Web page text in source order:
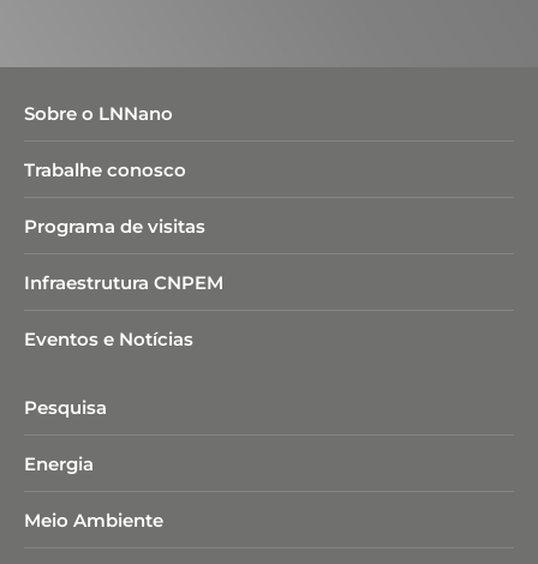
Sobre o LNNano
Trabalhe conosco
Programa de visitas
Infraestrutura CNPEM
Eventos e Notícias
Pesquisa
Energia
Meio Ambiente